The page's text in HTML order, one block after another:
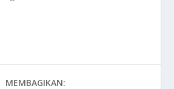
MEMBAGIKAN: